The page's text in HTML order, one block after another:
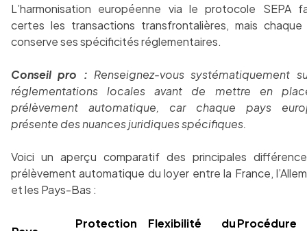
L’harmonisation européenne via le protocole SEPA
certes les transactions transfrontalières, mais chaque
conserve ses spécificités réglementaires.
Conseil pro : Renseignez-vous systématiquement
réglementations locales avant de mettre en
prélèvement automatique, car chaque pays
présente des nuances juridiques spécifiques.
Voici un aperçu comparatif des principales
prélèvement automatique du loyer entre la France,
et les Pays-Bas :
Protection Flexibilité du